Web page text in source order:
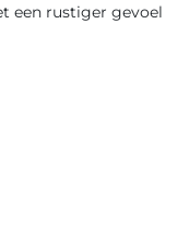
een rustiger gevoel